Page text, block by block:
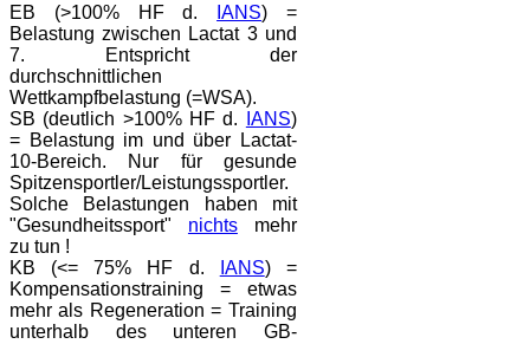
EB (>100% HF d.
IANS) =
Belastung zwischen Lactat 3 und
7. Entspricht der
durchschnittlichen
Wettkampfbelastung (=WSA).
SB (deutlich >100% HF d.
IANS)
= Belastung im und über Lactat-
10-Bereich. Nur für gesunde
Spitzensportler/Leistungssportler.
Solche Belastungen haben mit
"Gesundheitssport" nichtsmehr
zu tun !
KB (<= 75% HF d.
IANS) =
Kompensationstraining = etwas
mehr als Regeneration = Training
unterhalb des unteren GB-